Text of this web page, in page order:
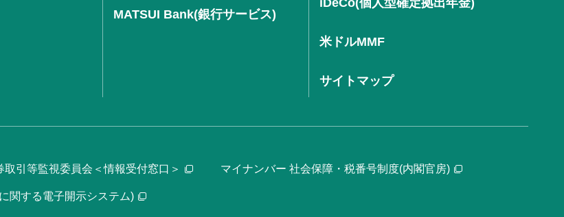
MATSUI Bank(銀行サービス)
米ドルMMF
サイトマップ
取引等監視委員会＜情報受付窓口＞ マイナンバー 社会保障・税番号制度(内閣官房)
関する電子開示システム)